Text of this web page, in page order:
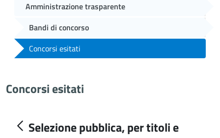
Amministrazione trasparente
Bandi di concorso
Concorsi esitati
Concorsi esitati
Selezione pubblica, per titoli e